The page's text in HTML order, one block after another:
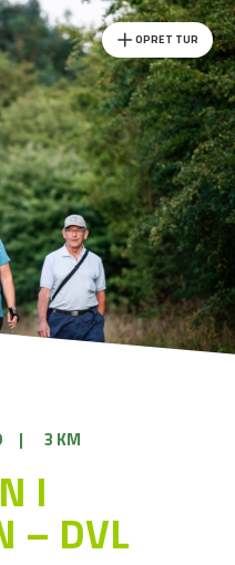
OPRET TUR
| 3 KM
I
– DVL